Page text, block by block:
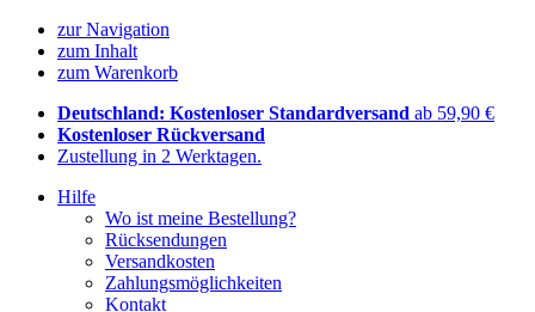
zur Navigation
zum Inhalt
zum Warenkorb
Deutschland: Kostenloser Standardversand ab 59,90 €
Kostenloser Rückversand
Zustellung in 2 Werktagen.
Hilfe
Wo ist meine Bestellung?
Rücksendungen
Versandkosten
Zahlungsmöglichkeiten
Kontakt